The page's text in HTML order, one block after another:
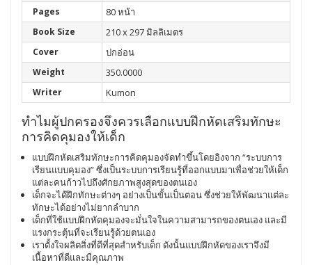
Pages 80 หน้า
Book Size 210 x 297 มิลลิเมตร
Cover ปกอ่อน
Weight 350.0000
Writer Kumon
ทำไมผู้ปกครองจึงควรเลือกแบบฝึกหัดเสริมทักษะ
การคิดคุมองให้เด็ก
แบบฝึกหัดเสริมทักษะการคิดคุมองจัดทำขึ้นโดยอิงจาก “ระบบการ
เรียนแบบคุมอง” ซึ่งเป็นระบบการเรียนรู้ที่ออกแบบมาเพื่อช่วยให้เด็ก
แต่ละคนก้าวไปถึงศักยภาพสูงสุดของตนเอง
เด็กจะได้ฝึกทักษะต่างๆ อย่างเป็นขั้นเป็นตอน ซึ่งช่วยให้พัฒนาแต่ละ
ทักษะได้อย่างไม่ยากลำบาก
เด็กที่ใช้แบบฝึกหัดคุมองจะมั่นใจในความสามารถของตนเอง และมี
แรงกระตุ้นที่จะเรียนรู้ด้วยตนเอง
เราตั้งใจผลิตสิ่งที่ดีที่สุดสำหรับเด็ก ดังนั้นแบบฝึกหัดของเราจึงมี
เนื้อหาที่ดีและมีคุณภาพ